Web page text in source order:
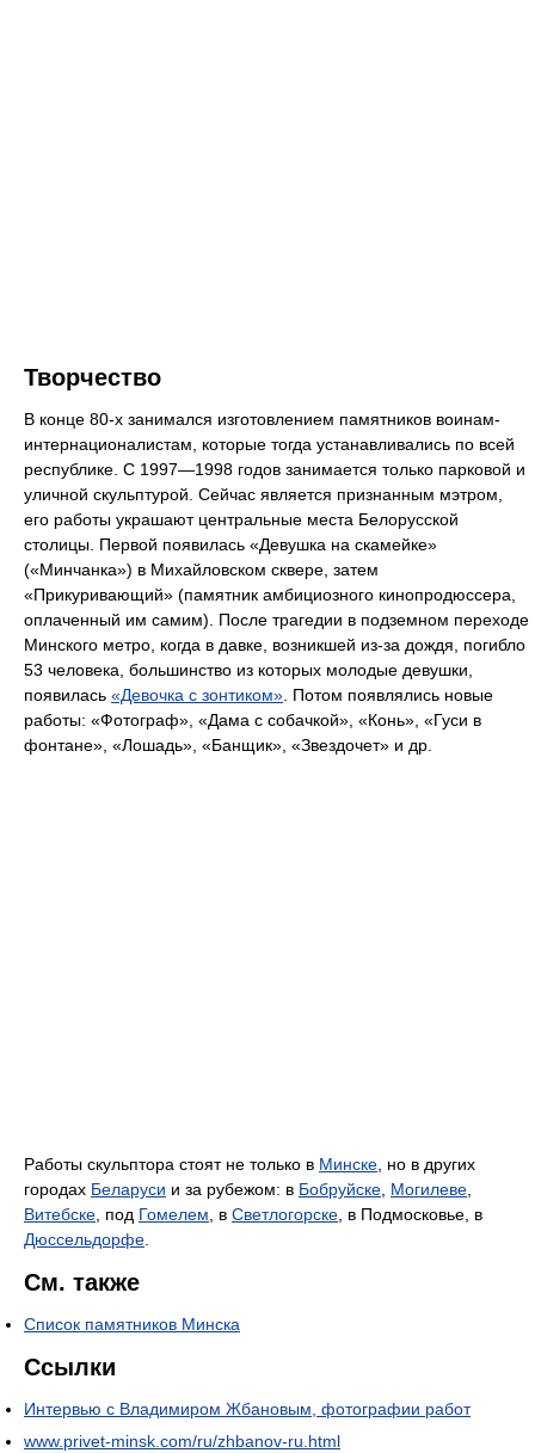
Творчество
В конце 80-х занимался изготовлением памятников воинам-
интернационалистам, которые тогда устанавливались по всей
республике. С 1997—1998 годов занимается только парковой и
уличной скульптурой. Сейчас является признанным мэтром,
его работы украшают центральные места Белорусской
столицы. Первой появилась «Девушка на скамейке»
(«Минчанка») в Михайловском сквере, затем
«Прикуривающий» (памятник амбициозного кинопродюссера,
оплаченный им самим). После трагедии в подземном переходе
Минского метро, когда в давке, возникшей из-за дождя, погибло
53 человека, большинство из которых молодые девушки,
появилась «Девочка с зонтиком» . Потом появлялись новые
работы: «Фотограф», «Дама с собачкой», «Конь», «Гуси в
фонтане», «Лошадь», «Банщик», «Звездочет» и др.
Работы скульптора стоят не только в Минске , но в других
городах Беларуси и за рубежом: в Бобруйске Могилеве
Витебске , под Гомелем , в Светлогорске , в Подмосковье, в
Дюссельдорфе
См. также
Список памятников Минска
Ссылки
Интервью с Владимиром Жбановым, фотографии работ
www.privet-minsk.com/ru/zhbanov-ru.html